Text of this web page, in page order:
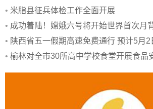
• 米脂县征兵体检工作全面开展
• 成功着陆！嫦娥六号将开始世界首次月
• 陕西省五一假期高速免费通行 预计5月
• 榆林对全市30所高中学校食堂开展食品